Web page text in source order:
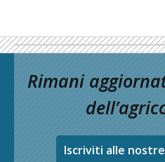
Rimani
Iscriviti alle